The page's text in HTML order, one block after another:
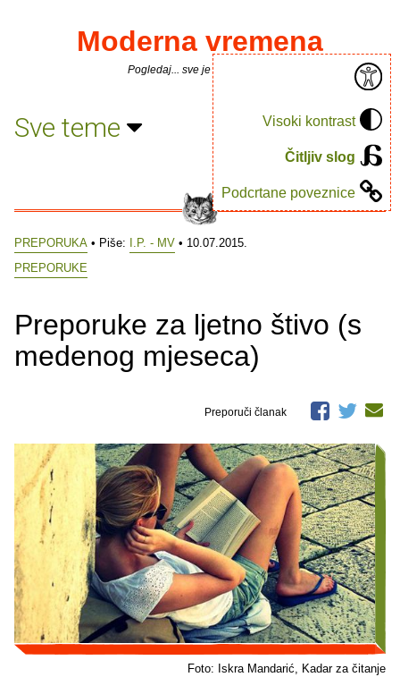
Visoki kontrast
Čitljiv slog
Podcrtane poveznice
Moderna vremena
Pogledaj... sve je puno knjiga.
Sve teme
PREPORUKA • Piše: I.P. - MV • 10.07.2015.
PREPORUKE
Preporuke za ljetno štivo (s
medenog mjeseca)
Preporuči članak
Foto: Iskra Mandarić, Kadar za čitanje